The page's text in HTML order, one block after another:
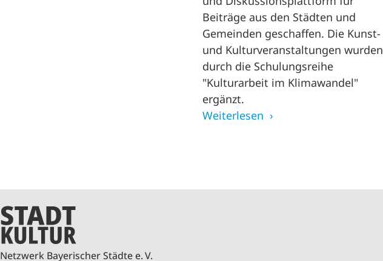
Beiträge aus den Städten und
Gemeinden geschaffen. Die Kunst-
und Kulturveranstaltungen wurden
durch die Schulungsreihe
"Kulturarbeit im Klimawandel"
ergänzt.
Weiterlesen
Netzwerk Bayerischer Städte e. V.